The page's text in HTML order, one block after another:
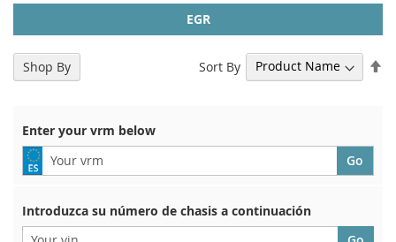
EGR
Sort By
Enter your vrm below
Introduzca su número de chasis a continuación
Shop By